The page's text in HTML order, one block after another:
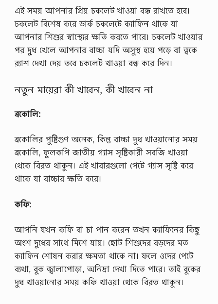
এই সময় আপনার প্রিয় চকলেট খাওয়া বন্ধ রাখতে হবে।
চকলেট বিশেষ করে ডার্ক চকলেটে ক্যাফিন থাকে যা
আপনার শিশুর স্বাস্থ্যের ক্ষতি করতে পারে। চকলেট খাওয়ার
পর দুধ খেলে আপনার বাচ্চা যদি অসুস্থ হয়ে পড়ে বা ত্বকে
র‍্যাশ দেখা দেয় তবে চকলেট খাওয়া বন্ধ করে দিন।
নতুন মায়েরা কী খাবেন, কী খাবেন না
ব্রকোলি:
ব্রকোলির পুষ্টিগুণ অনেক, কিন্তু বাচ্চা দুধ খাওয়ানোর সময়
ব্রকোলি, ফুলকপি জাতীয় গ্যাস সৃষ্টিকারী সবজি খাওয়া
থেকে বিরত থাকুন। এই খাবারগুলো পেটে গ্যাস সৃষ্টি করে
থাকে যা বাচ্চার ক্ষতি করে।
কফি:
আপনি যখন কফি বা চা পান করেন তখন ক্যাফিনের কিছু
অংশ দুধের সাথে মিশে যায়। ছোট শিশুদের বড়দের মত
ক্যাফিন শোষন করার ক্ষমতা থাকে না। ফলে ওদের পেটে
ব্যথা, বুক জ্বালাপোড়া, অনিদ্রা দেখা দিতে পারে। তাই বুকের
দুধ খাওয়ানোর সময় কফি খাওয়া থেকে বিরত থাকুন।